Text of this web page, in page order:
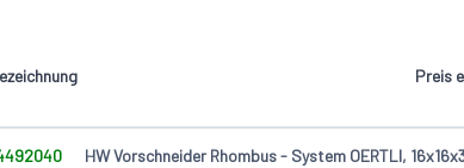
Preis
HW Vorschneider Rhombus - System OERTLI,